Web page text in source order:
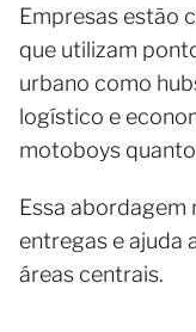
Empresas estão
que utilizam
urbano como
logístico e
motoboys
Essa abordagem
entregas e ajuda
áreas centrais.